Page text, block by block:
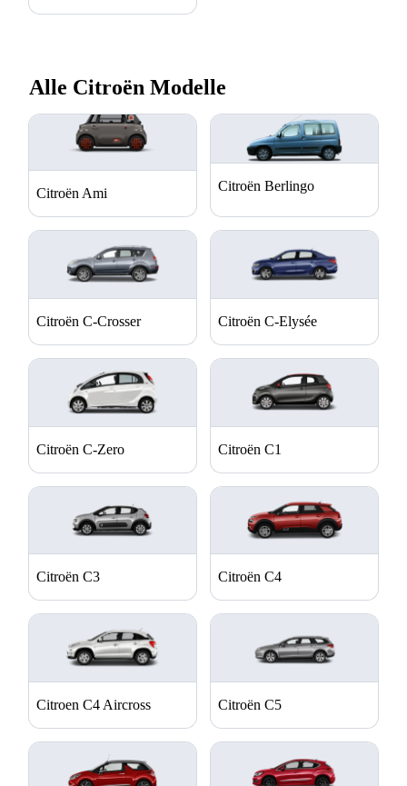
Alle Citroën Modelle
Citroën Ami
Citroën Berlingo
Citroën C-Crosser Citroën C-Elysée
Citroën C-Zero Citroën C1
Citroën C3 Citroën C4
Citroen C4 Aircross Citroën C5